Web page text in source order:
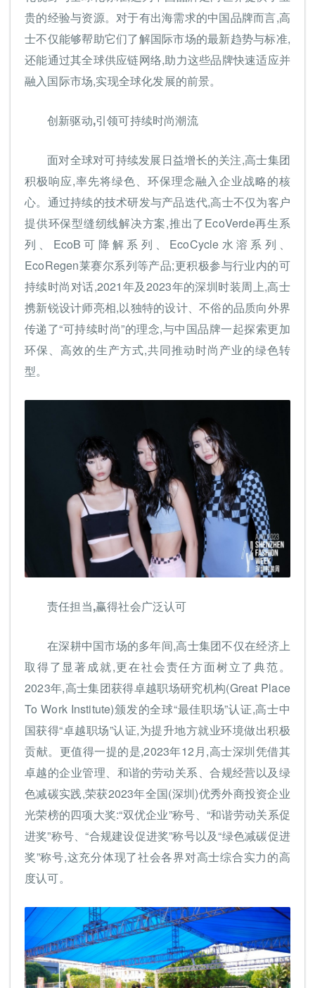
贵的经验与资源。对于有出海需求的中国品牌而言,高
士不仅能够帮助它们了解国际市场的最新趋势与标准,
还能通过其全球供应链网络,助力这些品牌快速适应并
融入国际市场,实现全球化发展的前景。
创新驱动,引领可持续时尚潮流
面对全球对可持续发展日益增长的关注,高士集团
积极响应,率先将绿色、环保理念融入企业战略的核
心。通过持续的技术研发与产品迭代,高士不仅为客户
提供环保型缝纫线解决方案,推出了EcoVerde再生系
列、EcoB可降解系列、EcoCycle水溶系列、
EcoRegen莱赛尔系列等产品;更积极参与行业内的可
持续时尚对话,2021年及2023年的深圳时装周上,高士
携新锐设计师亮相,以独特的设计、不俗的品质向外界
传递了“可持续时尚”的理念,与中国品牌一起探索更加
环保、高效的生产方式,共同推动时尚产业的绿色转
型。
责任担当,赢得社会广泛认可
在深耕中国市场的多年间,高士集团不仅在经济上
取得了显著成就,更在社会责任方面树立了典范。
2023年,高士集团获得卓越职场研究机构(Great Place
To Work Institute)颁发的全球“最佳职场”认证,高士中
国获得“卓越职场”认证,为提升地方就业环境做出积极
贡献。更值得一提的是,2023年12月,高士深圳凭借其
卓越的企业管理、和谐的劳动关系、合规经营以及绿
色减碳实践,荣获2023年全国(深圳)优秀外商投资企业
光荣榜的四项大奖:“双优企业”称号、“和谐劳动关系促
进奖”称号、“合规建设促进奖”称号以及“绿色减碳促进
奖”称号,这充分体现了社会各界对高士综合实力的高
度认可。